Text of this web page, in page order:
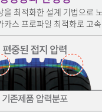
을 최적화한 설계 기법으로
카스 프로파일 최적화로 고